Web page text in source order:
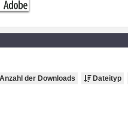
der Downloads Dateityp